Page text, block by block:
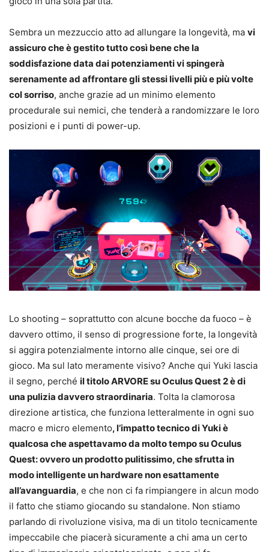
Sembra un mezzuccio atto ad allungare la longevità, ma vi
assicuro che è gestito tutto così bene che la
soddisfazione data dai potenziamenti vi spingerà
serenamente ad affrontare gli stessi livelli più e più volte
col sorriso, anche grazie ad un minimo elemento
procedurale sui nemici, che tenderà a randomizzare le loro
posizioni e i punti di power-up.
Lo shooting – soprattutto con alcune bocche da fuoco – è
davvero ottimo, il senso di progressione forte, la longevità
si aggira potenzialmente intorno alle cinque, sei ore di
gioco. Ma sul lato meramente visivo? Anche qui Yuki lascia
il segno, perché il titolo ARVORE su Oculus Quest 2 è di
una pulizia davvero straordinaria. Tolta la clamorosa
direzione artistica, che funziona letteralmente in ogni suo
macro e micro elemento, l’impatto tecnico di Yuki è
qualcosa che aspettavamo da molto tempo su Oculus
Quest: ovvero un prodotto pulitissimo, che sfrutta in
modo intelligente un hardware non esattamente
all’avanguardia, e che non ci fa rimpiangere in alcun modo
il fatto che stiamo giocando su standalone. Non stiamo
parlando di rivoluzione visiva, ma di un titolo tecnicamente
impeccabile che piacerà sicuramente a chi ama un certo